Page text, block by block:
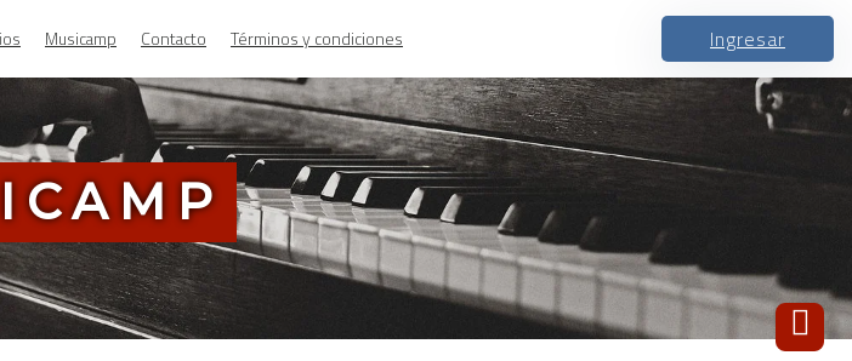
Musicamp Contacto Términos y condiciones Ingresar